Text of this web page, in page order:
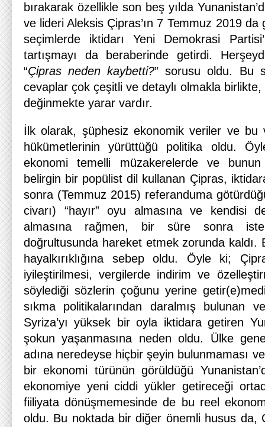
bırakarak özellikle son beş yılda
ve lideri Aleksis Çipras’ın 7 Temmuz 2019
seçimlerde iktidarı Yeni Demokrasi
tartışmayı da beraberinde getirdi.
“Çipras neden kaybetti?” sorusu oldu. Bu
cevaplar çok çeşitli ve detaylı olmakla
değinmekte yarar vardır.
İlk olarak, şüphesiz ekonomik veriler ve bu
hükümetlerinin yürüttüğü politika oldu.
ekonomi temelli müzakerelerde ve bunun
belirgin bir popülist dil kullanan Çipras,
sonra (Temmuz 2015) referanduma
civarı) “hayır” oyu almasına ve kendisi
almasına rağmen, bir süre sonra
doğrultusunda hareket etmek zorunda kaldı.
hayalkırıklığına sebep oldu. Öyle ki;
iyileştirilmesi, vergilerde indirim ve
söylediği sözlerin çoğunu yerine
sıkma politikalarından daralmış bulunan
Syriza’yı yüksek bir oyla iktidara getiren
şokun yaşanmasına neden oldu. Ülke
adına neredeyse hiçbir şeyin bulunmaması
bir ekonomi türünün görüldüğü
ekonomiye yeni ciddi yükler getireceği
fiiliyata dönüşmemesinde de bu reel
oldu. Bu noktada bir diğer önemli husus da,